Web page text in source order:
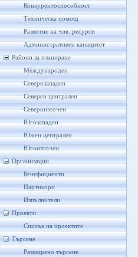
Конкурентоспособност
Техническа помощ
Развитие на чов. ресурси
Административен капацитет
Райони за планиране
Международен
Северозападен
Северен централен
Североизточен
Югозападен
Южен централен
Югоизточен
Организации
Бенефициенти
Партньори
Изпълнители
Проекти
Списък на проектите
Търсене
Разширено търсене